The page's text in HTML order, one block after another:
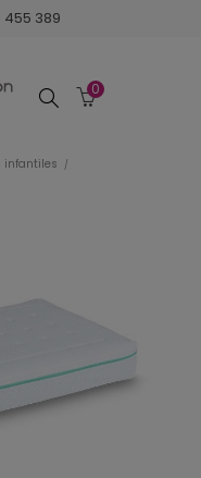
455 389
Buscar
0
infantiles